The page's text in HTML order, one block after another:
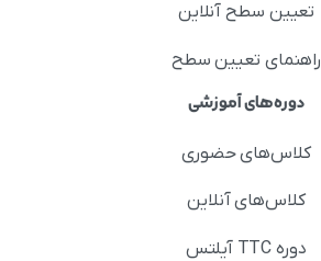
تعیین سطح آنلاین
راهنمای تعیین سطح
دوره‌های آموزشی
کلاس‌های حضوری
کلاس‌های آنلاین
دوره TTC آیلتس